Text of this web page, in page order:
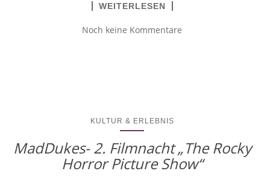
WEITERLESEN
Noch keine Kommentare
KULTUR & ERLEBNIS
MadDukes- 2. Filmnacht „The Rocky
Horror Picture Show“